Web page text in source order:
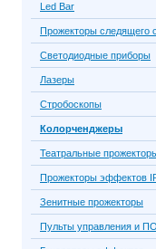
Led Bar
Прожекторы следящего
Светодиодные приборы
Лазеры
Стробоскопы
Колорченджеры
Театральные
Прожекторы эффектов
Зенитные прожекторы
Пульты управления и ПО